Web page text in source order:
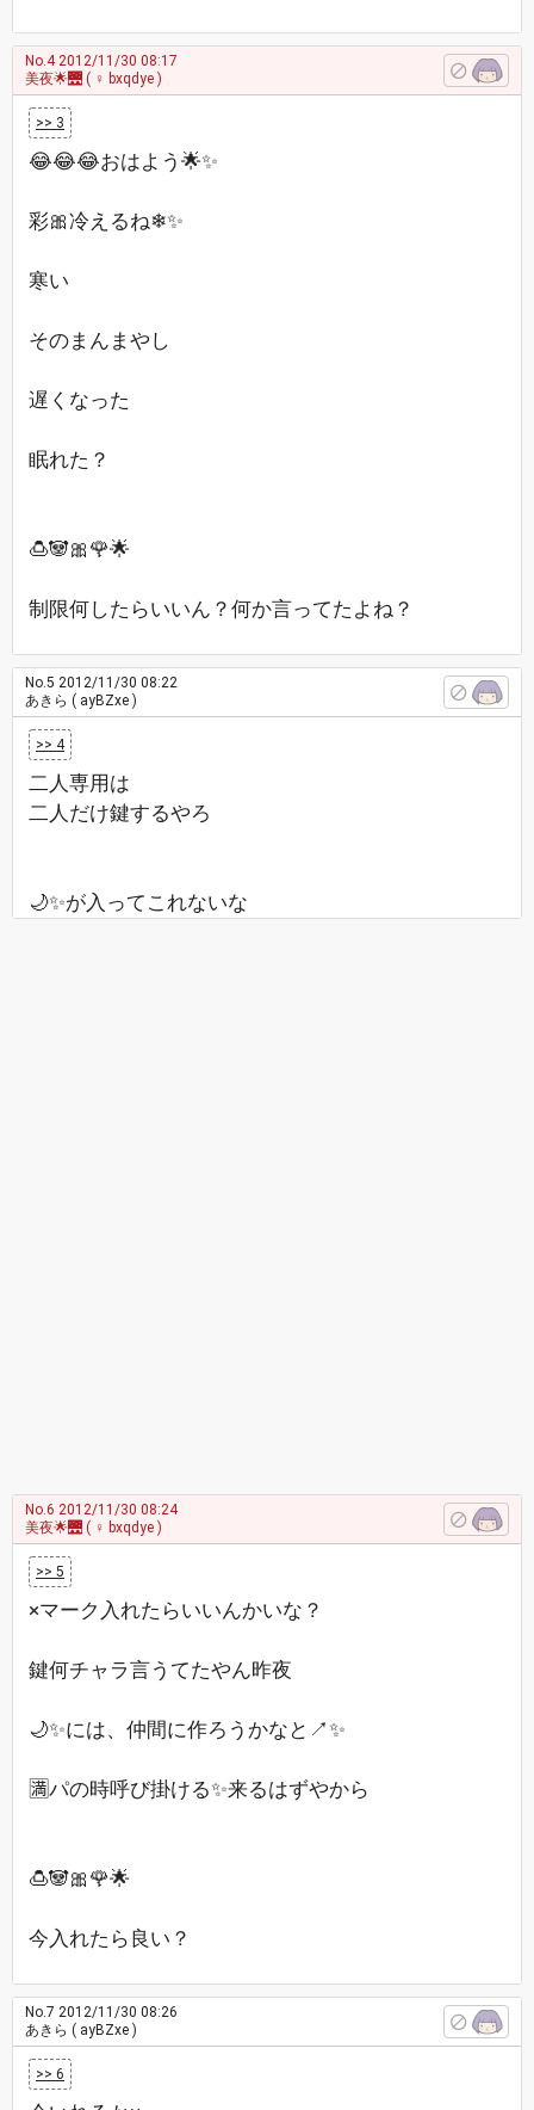
No.42012/11/30 08:17
美夜🌟🌉 ( ♀ bxqdye )
>> 3
😂😂😂おはよう🌟✨
彩🎀冷えるね❄✨
寒い
そのまんまやし
遅くなった
眠れた？
🍮🐼🎀🌹🌟
制限何したらいいん？何か言ってたよね？
No.5 2012/11/30 08:22
あきら ( ayBZxe )
>> 4
二人専用は
二人だけ鍵するやろ
🌙✨が入ってこれないな
No.6 2012/11/30 08:24
美夜🌟🌉 ( ♀ bxqdye )
>> 5
×マーク入れたらいいんかいな？
鍵何チャラ言うてたやん昨夜
🌙✨には、仲間に作ろうかなと↗✨
🈵パの時呼び掛ける✨来るはずやから
🍮🐼🎀🌹🌟
今入れたら良い？
No.7 2012/11/30 08:26
あきら ( ayBZxe )
>> 6